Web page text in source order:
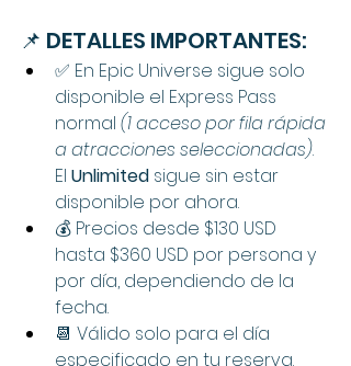
📌 DETALLES IMPORTANTES:
✅ En Epic Universe sigue solo
disponible el Express Pass
normal (1 acceso por fila rápida
a atracciones seleccionadas).
El Unlimited sigue sin estar
disponible por ahora.
💰 Precios desde $130 USD
hasta $360 USD por persona y
por día, dependiendo de la
fecha.
📆 Válido solo para el día
especificado en tu reserva.